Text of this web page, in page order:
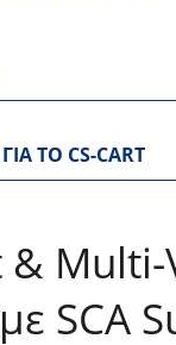
ΤΟ CS-CART
&
SCA